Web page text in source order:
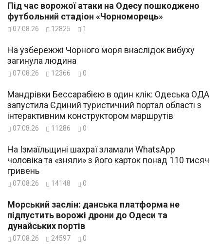
Під час ворожої атаки на Одесу пошкоджено
футбольний стадіон «Чорноморець»
07.08.26 12825 1
На узбережжі Чорного моря внаслідок вибуху
загинула людина
07.08.26 12366 0
Мандрівки Бессарабією в один клік: Одеська ОДА
запустила Єдиний туристичний портал області з
інтерактивним конструктором маршрутів
07.08.26 11286 0
На Ізмаїльщині шахраї зламали WhatsApp
чоловіка та «зняли» з його карток понад 110 тисяч
гривень
07.08.26 14148 0
Морський заслін: данська платформа не
підпустить ворожі дрони до Одеси та
дунайських портів
07.08.26 24597 0